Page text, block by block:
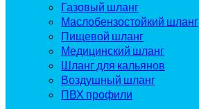
Газовый шланг
Маслобензостойкий шланг
Пищевой шланг
Медицинский шланг
Шланг для кальянов
Воздушный шланг
ПВХ профили
Поливочный шланг